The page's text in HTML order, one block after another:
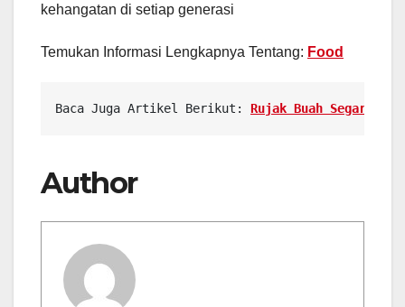
kehangatan di setiap generasi
Temukan Informasi Lengkapnya Tentang: Food
Baca Juga Artikel Berikut: Rujak Buah Segarnya
Author